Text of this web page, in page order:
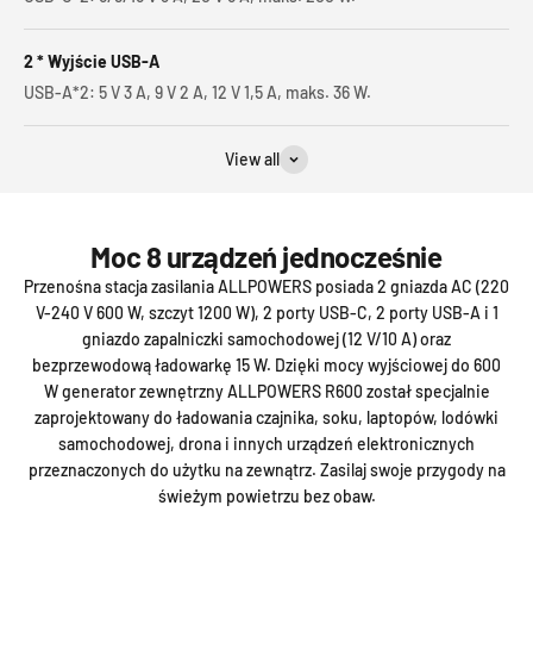
2 * Wyjście USB-A
USB-A*2: 5 V 3 A, 9 V 2 A, 12 V 1,5 A, maks. 36 W.
View all
Moc 8 urządzeń jednocześnie
Przenośna stacja zasilania ALLPOWERS posiada 2 gniazda AC (220
V-240 V 600 W, szczyt 1200 W), 2 porty USB-C, 2 porty USB-A i 1
gniazdo zapalniczki samochodowej (12 V/10 A) oraz
bezprzewodową ładowarkę 15 W. Dzięki mocy wyjściowej do 600
W generator zewnętrzny ALLPOWERS R600 został specjalnie
zaprojektowany do ładowania czajnika, soku, laptopów, lodówki
samochodowej, drona i innych urządzeń elektronicznych
przeznaczonych do użytku na zewnątrz. Zasilaj swoje przygody na
świeżym powietrzu bez obaw.